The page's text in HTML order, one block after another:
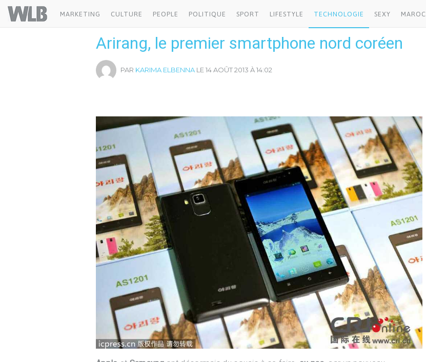
Welovebuzz
MARKETING CULTURE PEOPLE POLITIQUE SPORT LIFESTYLE TECHNOLOGIE SEXY MAROC
Arirang, le premier smartphone nord coréen
PAR KARIMA ELBENNA LE 14 AOÛT 2013 À 14:02